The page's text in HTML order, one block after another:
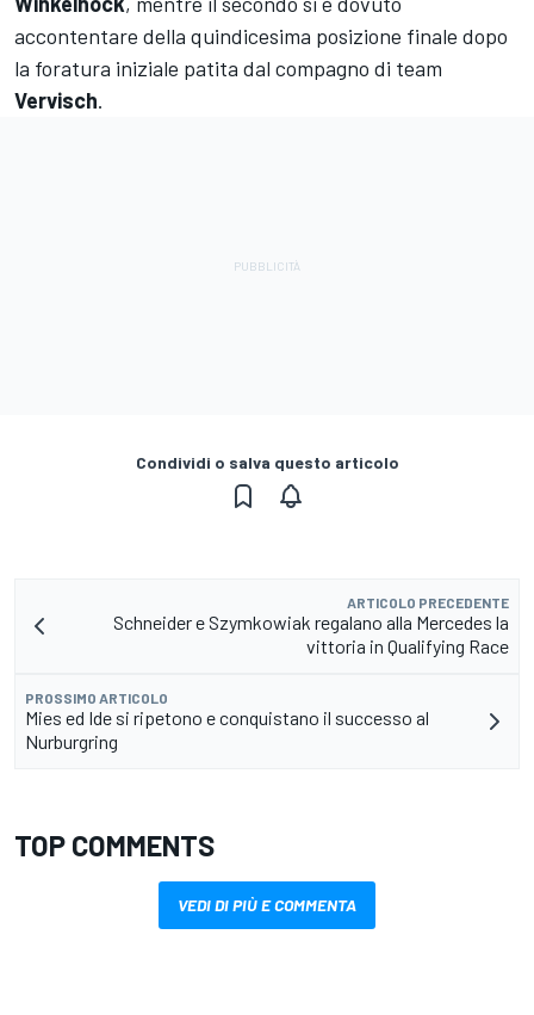
accontentare della quindicesima posizione finale dopo
la foratura iniziale patita dal compagno di team
Vervisch.
Condividi o salva questo articolo
ARTICOLO PRECEDENTE
Schneider e Szymkowiak regalano alla Mercedes la
vittoria in Qualifying Race
PROSSIMO ARTICOLO
Mies ed Ide si ripetono e conquistano il successo al
Nurburgring
TOP COMMENTS
VEDI DI PIÙ E COMMENTA